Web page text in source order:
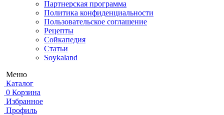
Партнерская программа
Политика конфиденциальности
Пользовательское соглашение
Рецепты
Сойкапедия
Статьи
Soykaland
Меню
Каталог
0 Корзина
Избранное
Профиль